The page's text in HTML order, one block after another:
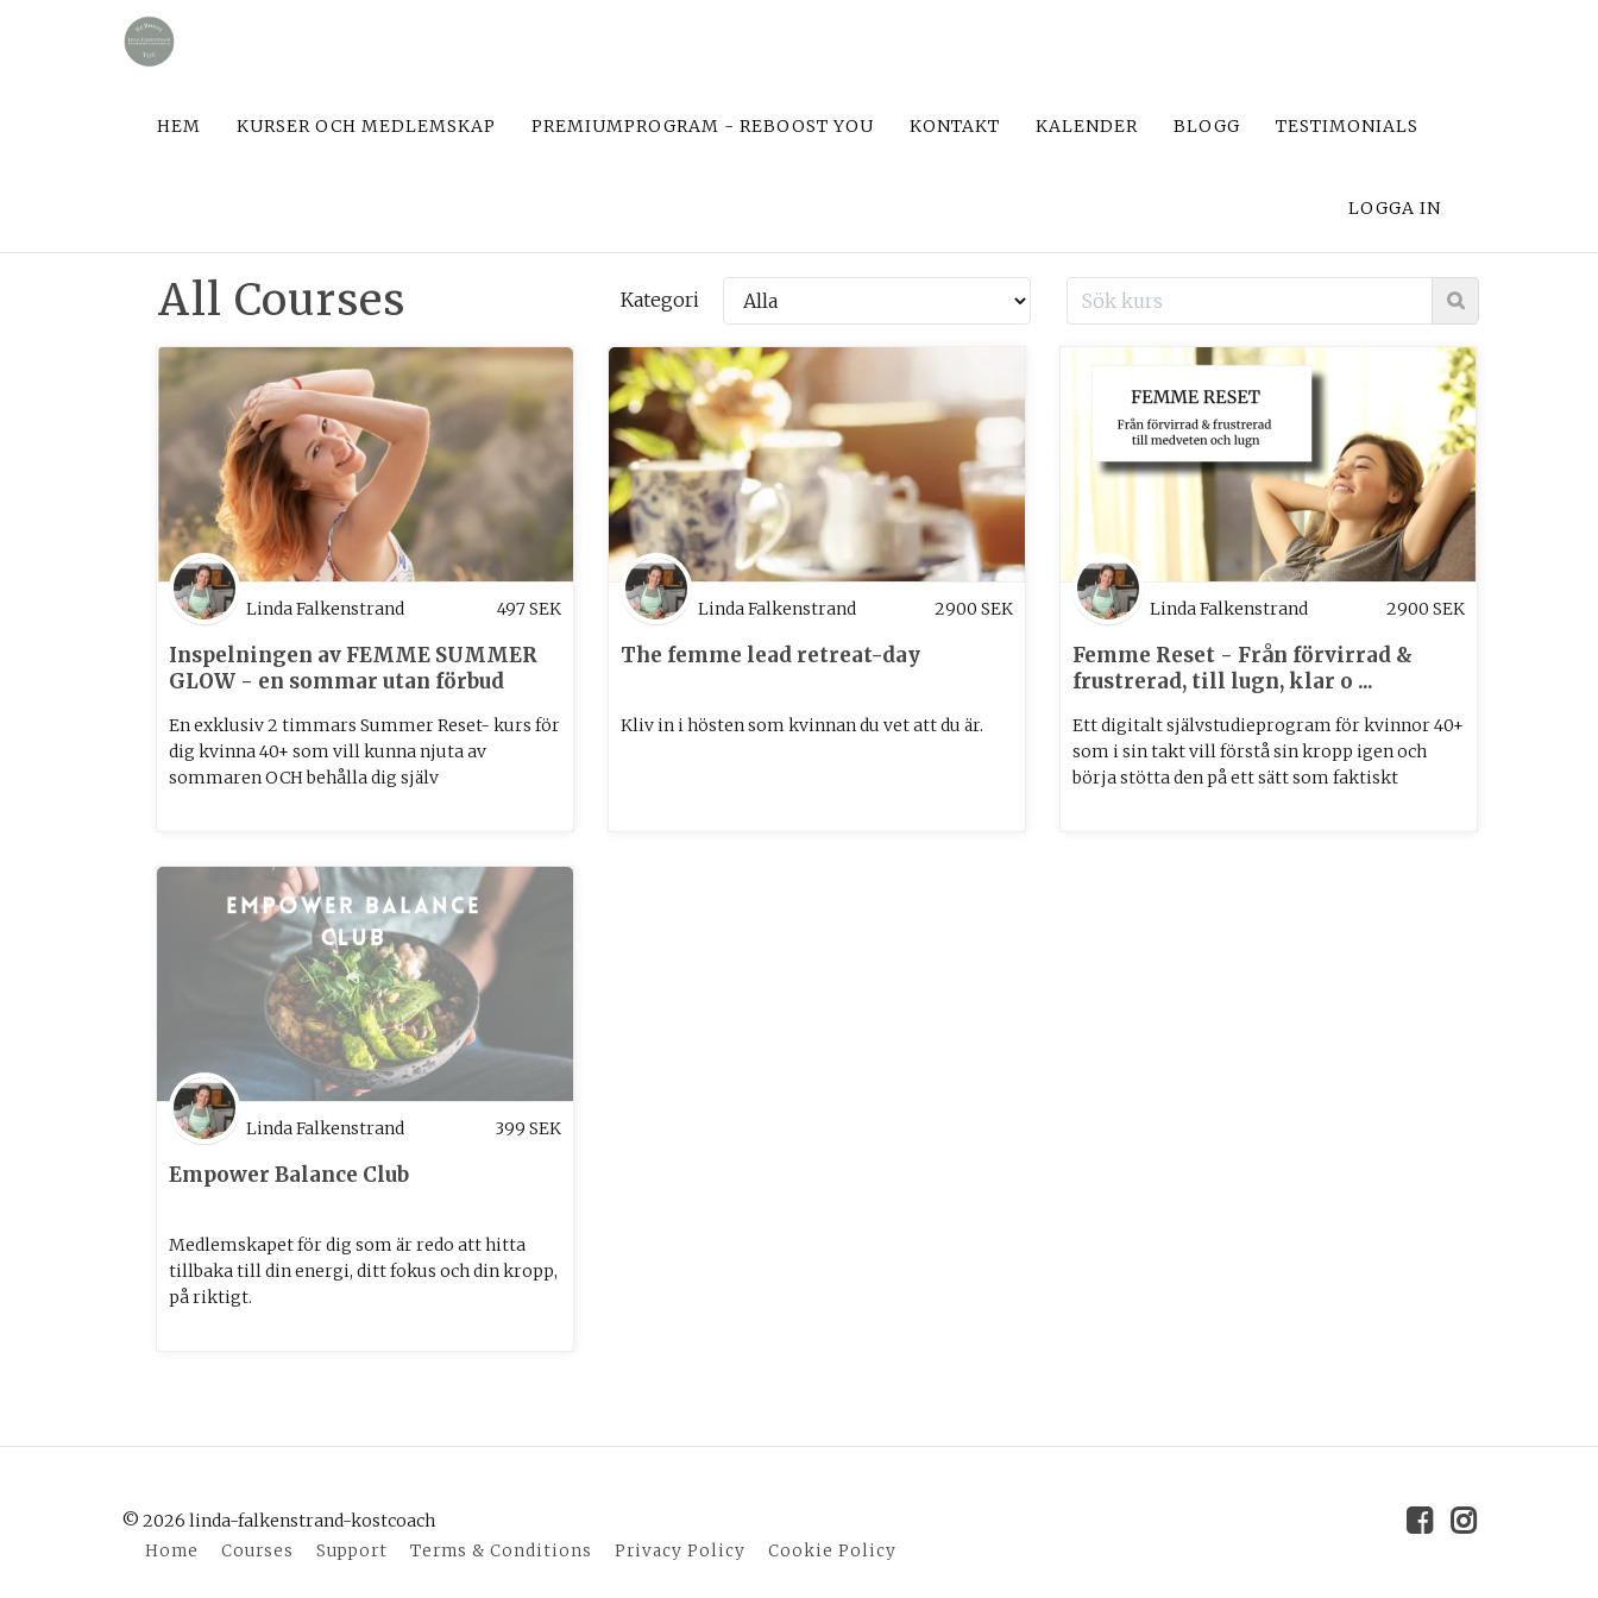
HEM KURSER OCH MEDLEMSKAP PREMIUMPROGRAM - REBOOST YOU KONTAKT KALENDER BLOGG TESTIMONIALS
LOGGA IN
All Courses Kategori
Linda Falkenstrand 497SEK
Inspelningen av FEMME SUMMER
GLOW - en sommar utan förbud
En exklusiv 2 timmars Summer Reset- kurs för
dig kvinna 40+ som vill kunna njuta av
sommaren OCH behålla dig själv
Linda Falkenstrand 2900 SEK
The femme lead retreat-day
Kliv in i hösten som kvinnan du vet att du är.
Linda Falkenstrand 2900 SEK
Femme Reset - Från förvirrad &
frustrerad, till lugn, klar o ...
Ett digitalt självstudieprogram för kvinnor 40+
som i sin takt vill förstå sin kropp igen och
börja stötta den på ett sätt som faktiskt
Linda Falkenstrand 399 SEK
Empower Balance Club
Medlemskapet för dig som är redo att hitta
tillbaka till din energi, ditt fokus och din kropp,
på riktigt.
© 2026 linda-falkenstrand-kostcoach
Home Courses Support Terms & Conditions Privacy Policy Cookie Policy